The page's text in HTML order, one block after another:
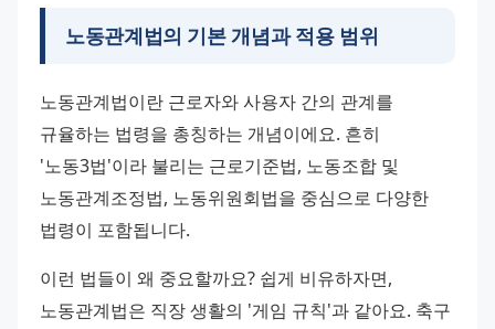
노동관계법의 기본 개념과 적용 범위
노동관계법이란 근로자와 사용자 간의 관계를
규율하는 법령을 총칭하는 개념이에요. 흔히
'노동3법'이라 불리는 근로기준법, 노동조합 및
노동관계조정법, 노동위원회법을 중심으로 다양한
법령이 포함됩니다.
이런 법들이 왜 중요할까요? 쉽게 비유하자면,
노동관계법은 직장 생활의 '게임 규칙'과 같아요. 축구